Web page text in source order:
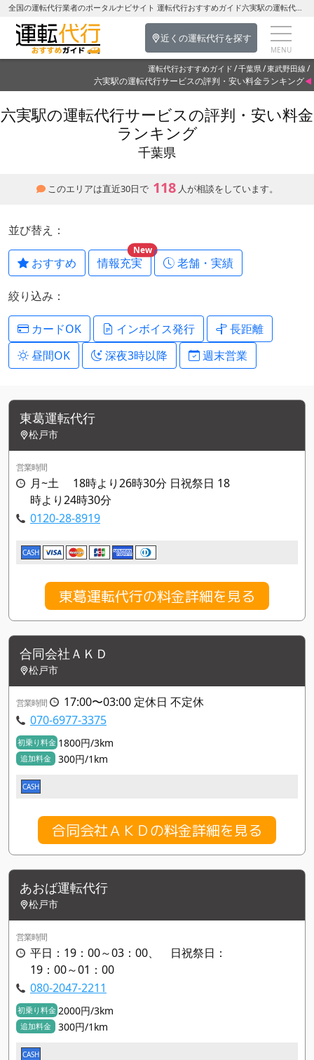
全国の運転代行業者のポータルナビサイト 運転代行おすすめガイド六実駅の運転代行を探す-千葉県の運転代行
近くの運転代行を探す
運転代行おすすめガイド 千葉県 東武野田線
六実駅の運転代行サービスの評判・安い料金ランキング
六実駅の運転代行サービスの評判・安い料金
ランキング
千葉県
このエリアは直近30日で 118 人が相談をしています。
並び替え：
おすすめ 情報充実
New
老舗・実績
絞り込み：
カードOK インボイス発行
長距離
昼間OK
深夜3時以降 週末営業
東葛運転代行
松戸市
営業時間
月~土 18時より26時30分 日祝祭日 18
時より24時30分
0120-28-8919
CASH
東葛運転代行の料金詳細を見る
合同会社ＡＫＤ
松戸市
営業時間
17:00〜03:00 定休日 不定休
070-6977-3375
初乗り料金 1800円/3km
追加料金 300円/1km
CASH
合同会社ＡＫＤの料金詳細を見る
あおば運転代行
松戸市
営業時間
平日：19：00～03：00、 日祝祭日：
19：00～01：00
080-2047-2211
初乗り料金 2000円/3km
追加料金 300円/1km
CASH